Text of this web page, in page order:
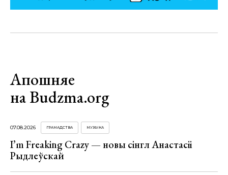
Апошняе
на Budzma.org
07.08.2026 ГРАМАДСТВА МУЗЫКА
I’m Freaking Crazy — новы сінгл Анастасіі
Рыдлеўскай